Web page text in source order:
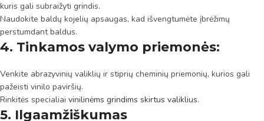
kuris gali subraižyti grindis.
Naudokite baldų kojelių apsaugas, kad išvengtumėte įbrėžimų
perstumdant baldus.
4. Tinkamos valymo priemonės:
Venkite abrazyvinių valiklių ir stiprių cheminių priemonių, kurios gali
pažeisti vinilo paviršių.
Rinkitės specialiai vinilinėms grindims skirtus valiklius.
5. Ilgaamžiškumas